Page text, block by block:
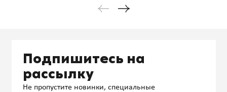
Подпишитесь на
рассылку
Не пропустите новинки, специальные